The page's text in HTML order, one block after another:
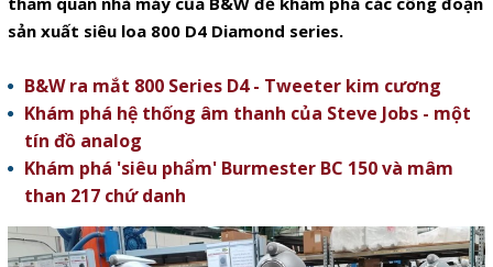
sản xuất siêu loa 800 D4 Diamond series.
B&W ra mắt 800 Series D4 - Tweeter kim cương
Khám phá hệ thống âm thanh của Steve Jobs - một
tín đồ analog
Khám phá 'siêu phẩm' Burmester BC 150 và mâm
than 217 chứ danh